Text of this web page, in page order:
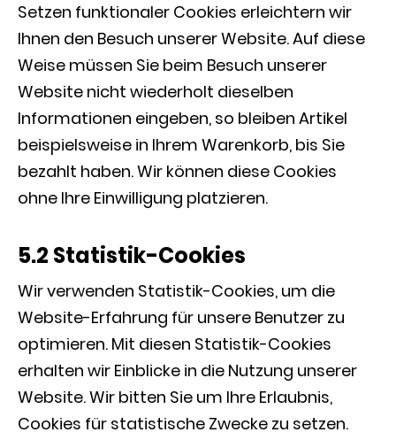
Setzen funktionaler Cookies erleichtern wir
Ihnen den Besuch unserer Website. Auf diese
Weise müssen Sie beim Besuch unserer
Website nicht wiederholt dieselben
Informationen eingeben, so bleiben Artikel
beispielsweise in Ihrem Warenkorb, bis Sie
bezahlt haben. Wir können diese Cookies
ohne Ihre Einwilligung platzieren.
5.2 Statistik-Cookies
Wir verwenden Statistik-Cookies, um die
Website-Erfahrung für unsere Benutzer zu
optimieren. Mit diesen Statistik-Cookies
erhalten wir Einblicke in die Nutzung unserer
Website. Wir bitten Sie um Ihre Erlaubnis,
Cookies für statistische Zwecke zu setzen.